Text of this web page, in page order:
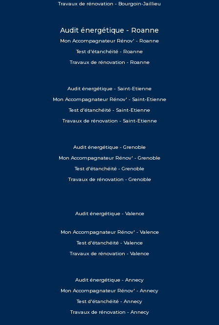
Travaux de rénovation - Bourgoin-Jaillieu
Audit énergétique - Roanne
Mon Accompagnateur Rénov' - Roanne
Test d'étanchéité - Roanne
Travaux de rénovation - Roanne
Audit énergétique - Saint-Etienne
Mon Accompagnateur Rénov' - Saint-Etienne
Test d'étanchéité - Saint-Etienne
Travaux de rénovation - Saint-Etienne
Audit énergétique - Grenoble
Mon Accompagnateur Rénov' - Grenoble
Test d'étanchéité - Grenoble
Travaux de rénovation - Grenoble
Audit énergétique - Valence
Mon Accompagnateur Rénov' - Valence
Test d'étanchéité - Valence
Travaux de rénovation - Valence
Audit énergétique - Annecy
Mon Accompagnateur Rénov' - Annecy
Test d'étanchéité - Annecy
Travaux de rénovation - Annecy